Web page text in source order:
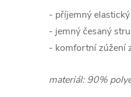
- příjemný
- jemný česaný
- komfortní zúžení
materiál: 90%